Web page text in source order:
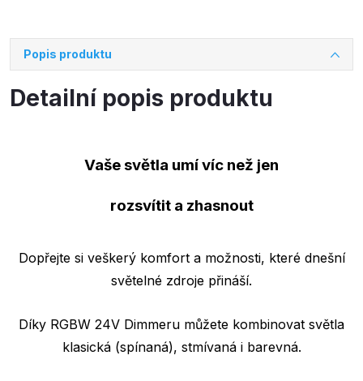
Popis produktu
Detailní popis produktu
Vaše světla umí víc než jen
rozsvítit a zhasnout
Dopřejte si veškerý komfort a možnosti, které dnešní
světelné zdroje přináší.
Díky RGBW 24V Dimmeru můžete kombinovat světla
klasická (spínaná), stmívaná i barevná.